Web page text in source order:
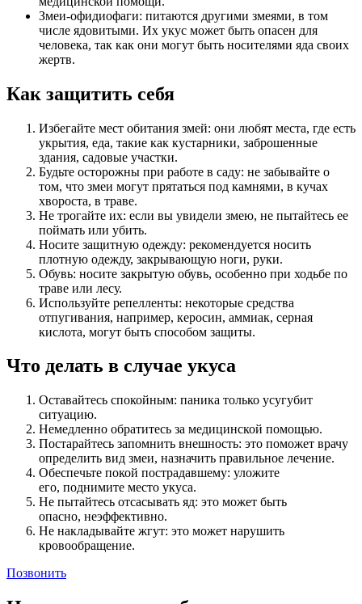
Змеи-офидиофаги: питаются другими змеями, в том
числе ядовитыми. Их укус может быть опасен для
человека, так как они могут быть носителями яда своих
жертв.
Как защитить себя
Избегайте мест обитания змей: они любят места, где есть
укрытия, еда, такие как кустарники, заброшенные
здания, садовые участки.
Будьте осторожны при работе в саду: не забывайте о
том, что змеи могут прятаться под камнями, в кучах
хвороста, в траве.
Не трогайте их: если вы увидели змею, не пытайтесь ее
поймать или убить.
Носите защитную одежду: рекомендуется носить
плотную одежду, закрывающую ноги, руки.
Обувь: носите закрытую обувь, особенно при ходьбе по
траве или лесу.
Используйте репелленты: некоторые средства
отпугивания, например, керосин, аммиак, серная
кислота, могут быть способом защиты.
Что делать в случае укуса
Оставайтесь спокойным: паника только усугубит
ситуацию.
Немедленно обратитесь за медицинской помощью.
Постарайтесь запомнить внешность: это поможет врачу
определить вид змеи, назначить правильное лечение.
Обеспечьте покой пострадавшему: уложите
его, поднимите место укуса.
Не пытайтесь отсасывать яд: это может быть
опасно, неэффективно.
Не накладывайте жгут: это может нарушить
кровообращение.
Позвонить